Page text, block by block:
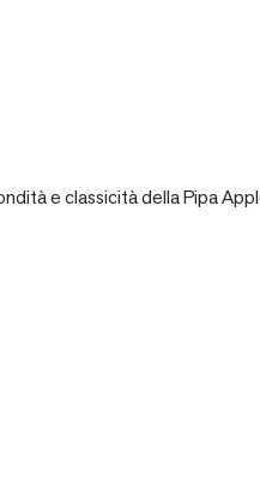
e classicità della Pipa